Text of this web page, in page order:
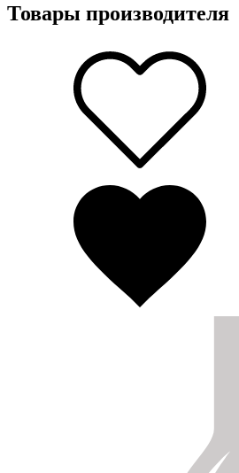
Товары производителя